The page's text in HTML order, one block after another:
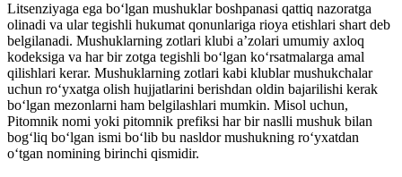
Litsenziyaga ega boʻlgan mushuklar boshpanasi qattiq nazoratga
olinadi va ular tegishli hukumat qonunlariga rioya etishlari shart deb
belgilanadi. Mushuklarning zotlari klubi aʼzolari umumiy axloq
kodeksiga va har bir zotga tegishli boʻlgan koʻrsatmalarga amal
qilishlari kerar. Mushuklarning zotlari kabi klublar mushukchalar
uchun roʻyxatga olish hujjatlarini berishdan oldin bajarilishi kerak
boʻlgan mezonlarni ham belgilashlari mumkin. Misol uchun,
Pitomnik nomi yoki pitomnik prefiksi har bir naslli mushuk bilan
bogʻliq boʻlgan ismi boʻlib bu nasldor mushukning roʻyxatdan
oʻtgan nomining birinchi qismidir.